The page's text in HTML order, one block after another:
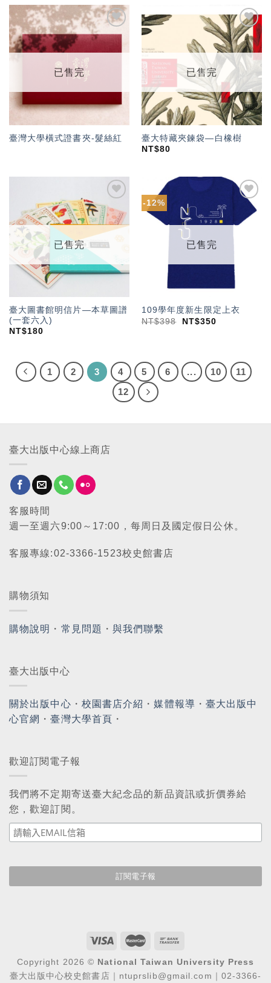
加入
「願
望輕
已售完
臺灣大學橫式證書夾-髮絲紅
加入
「願
望輕
單」
已售完
臺大特藏夾鍊袋—白橡樹
NT$80
加入
「願
望輕
單」
已售完
臺大圖書館明信片—本草圖譜
(一套六入)
NT$180
-12%
加入
「願
望輕
已售完
109學年度新生限定上衣
NT$398 NT$350
1 2 3 4 5 6 ... 10
11
12
臺大出版中心線上商店
客服時間
週一至週六9:00～17:00，每周日及國定假日公休。
客服專線:02-3366-1523校史館書店
購物須知
購物說明 ・ 常見問題 ・與我們聯繫
臺大出版中心
關於出版中心 ・ 校園書店介紹 ・媒體報導 ・ 臺大出版中
心官網 ・臺灣大學首頁 ・
歡迎訂閱電子報
我們將不定期寄送臺大紀念品的新品資訊或折價券給
您，歡迎訂閱。
Copyright 2026 © National Taiwan University Press
臺大出版中心校史館書店｜ntuprslib@gmail.com｜02-3366-